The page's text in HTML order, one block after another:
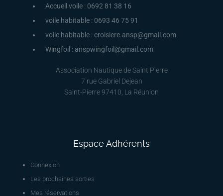
Accueil voile : 0692 81 38 16
voile habitable : 0693 46 75 91
voile habitable : croisiere.ansp@gmail.com
Wingfoil : anspwingfoil@gmail.com
Association Nautique de Saint Pierre
7 rue Gabriel Dejean
Saint-Pierre 97410, La Réunion
Espace Adhérents
Connexion
Les prochaines sorties
Mes réservations